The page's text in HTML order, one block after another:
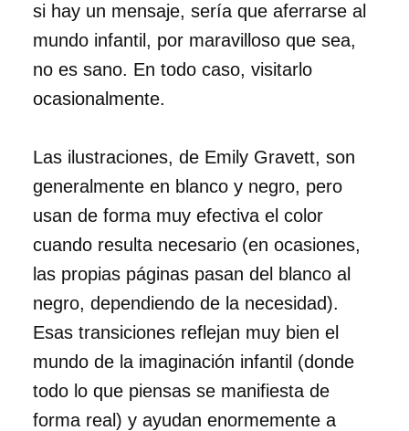
si hay un mensaje, sería que aferrarse al
mundo infantil, por maravilloso que sea,
no es sano. En todo caso, visitarlo
ocasionalmente.
Las ilustraciones, de Emily Gravett, son
generalmente en blanco y negro, pero
usan de forma muy efectiva el color
cuando resulta necesario (en ocasiones,
las propias páginas pasan del blanco al
negro, dependiendo de la necesidad).
Esas transiciones reflejan muy bien el
mundo de la imaginación infantil (donde
todo lo que piensas se manifiesta de
forma real) y ayudan enormemente a